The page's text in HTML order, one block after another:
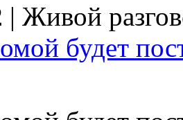
| Живой
будет